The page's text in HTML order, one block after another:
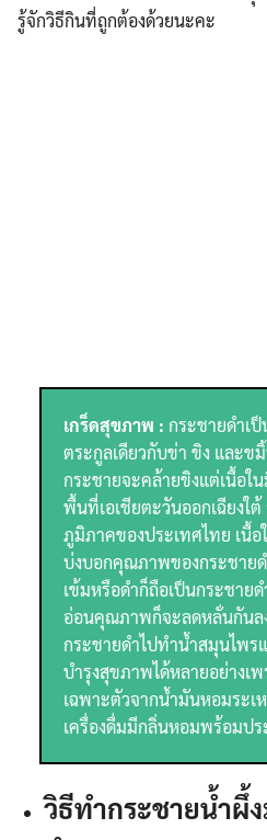
รู้จักวิธีกินที่ถูกต้องด้วยนะคะ
เกร็ดสุขภาพ : กระชายดำเ
ตระกูลเดียวกับข่า ขิง และข
กระชายจะคล้ายขิงแต่เนื้อใ
พื้นที่เอเชียตะวันออกเฉียงใ
ภูมิภาคของประเทศไทย เนื้อ
บ่งบอกคุณภาพของกระชายด
เข้มหรือดำก็ถือเป็นกระชา
อ่อนคุณภาพก็จะลดหลั่นกันล
กระชายดำไปทำน้ำสมุนไพร
บำรุงสุขภาพได้หลายอย่างเ
เฉพาะตัวจากน้ำมันหอมระเ
เครื่องดื่มมีกลิ่นหอมพร้อมป
วิธีทำกระชายน้ำผึ้